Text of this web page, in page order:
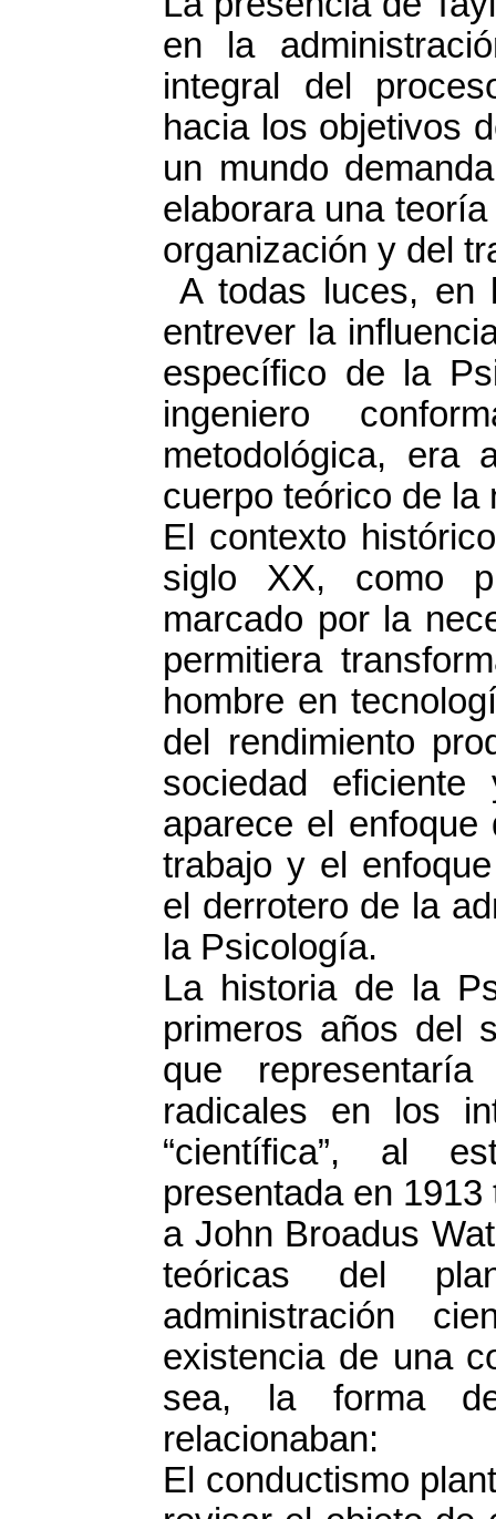
en la
integral del
hacia los objetivos
un mundo
elaborara una
organización y del
A todas luces, en
entrever la
específico de la
ingeniero
metodológica, era
cuerpo teórico de la
El contexto
siglo XX, como
marcado por la
permitiera
hombre en
del rendimiento
sociedad
aparece el
trabajo y el
el derrotero de la
la Psicología.
La historia de la
primeros años del
que
radicales en los
“científica”, al
presentada en
a John Broadus
teóricas del
administración
existencia de una
sea, la forma
relacionaban:
El conductismo